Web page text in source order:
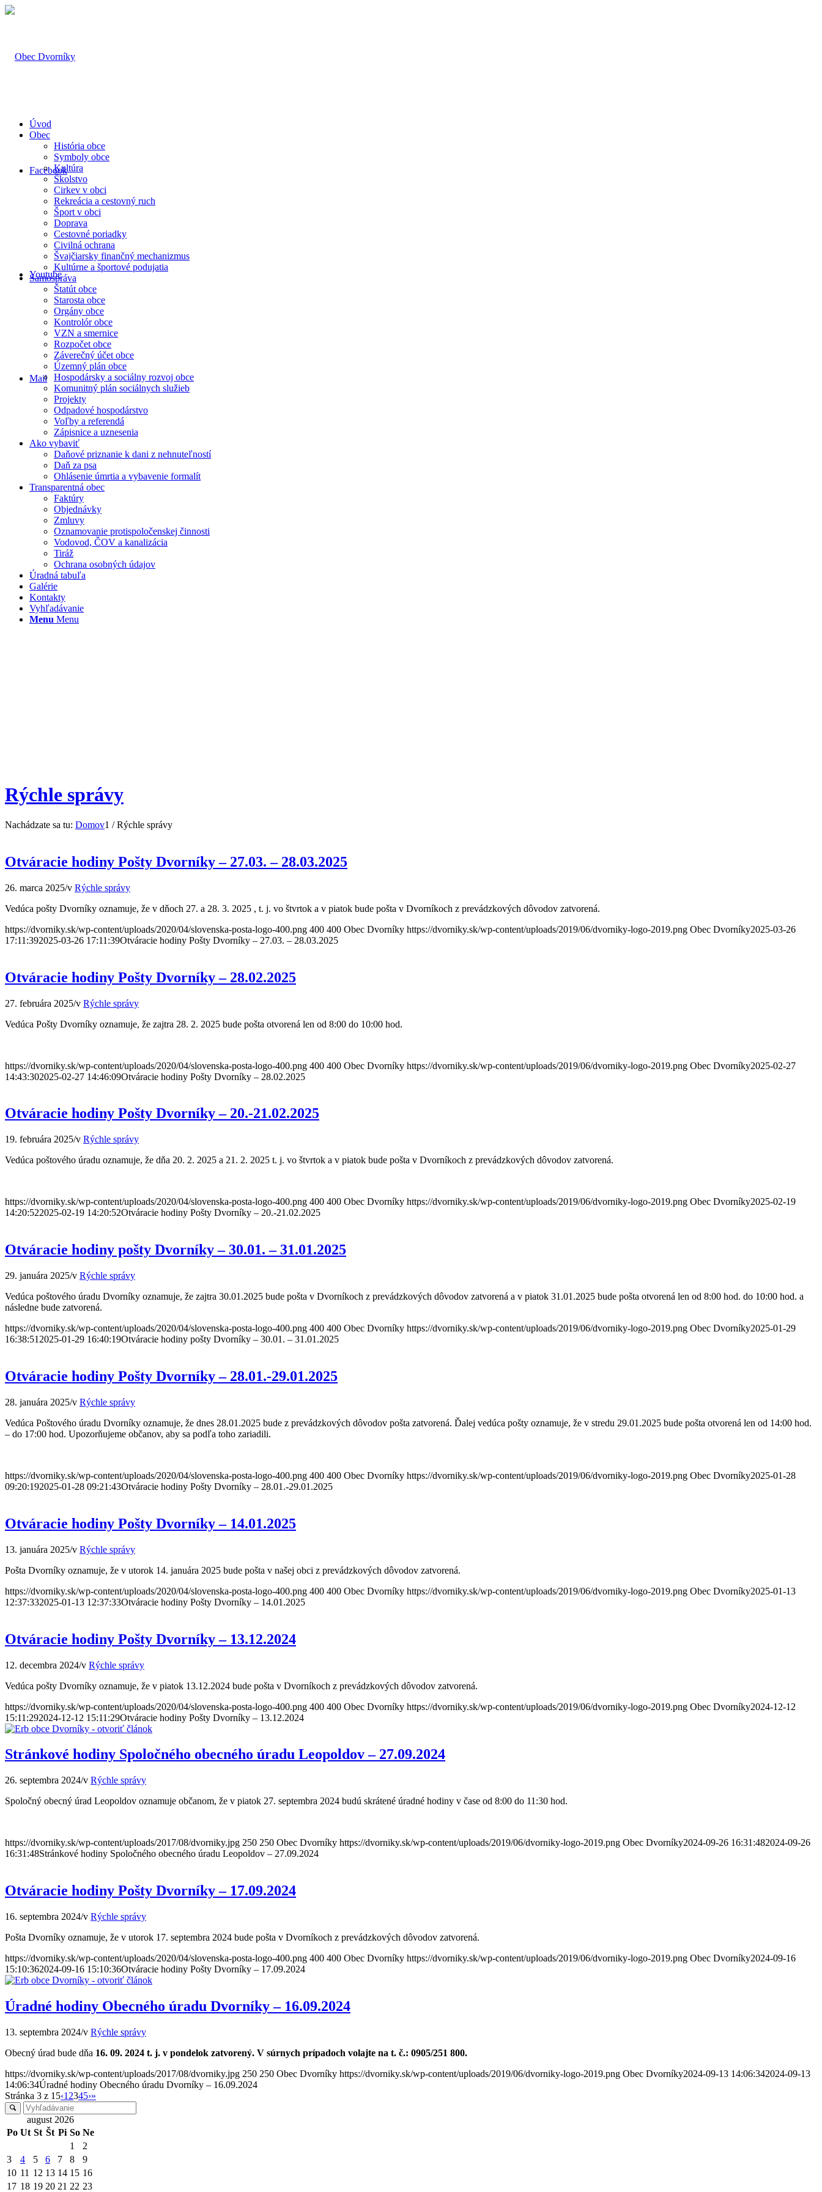
Facebook
Youtube
Mail
Úvod
Obec
História obce
Symboly obce
Kultúra
Školstvo
Cirkev v obci
Rekreácia a cestovný ruch
Šport v obci
Doprava
Cestovné poriadky
Civilná ochrana
Švajčiarsky finančný mechanizmus
Kultúrne a športové podujatia
Samospráva
Štatút obce
Starosta obce
Orgány obce
Kontrolór obce
VZN a smernice
Rozpočet obce
Záverečný účet obce
Územný plán obce
Hospodársky a sociálny rozvoj obce
Komunitný plán sociálnych služieb
Projekty
Odpadové hospodárstvo
Voľby a referendá
Zápisnice a uznesenia
Ako vybaviť
Daňové priznanie k dani z nehnuteľností
Daň za psa
Ohlásenie úmrtia a vybavenie formalít
Transparentná obec
Faktúry
Objednávky
Zmluvy
Oznamovanie protispoločenskej činnosti
Vodovod, ČOV a kanalizácia
Tiráž
Ochrana osobných údajov
Úradná tabuľa
Galérie
Kontakty
Vyhľadávanie
Menu Menu
Rýchle správy
Nachádzate sa tu: Domov1 / Rýchle správy
Otváracie hodiny Pošty Dvorníky – 27.03. – 28.03.2025
26. marca 2025/v Rýchle správy
Vedúca pošty Dvorníky oznamuje, že v dňoch 27. a 28. 3. 2025 , t. j. vo štvrtok a v piatok bude pošta v Dvorníkoch z prevádzkových dôvodov zatvorená.
https://dvorniky.sk/wp-content/uploads/2020/04/slovenska-posta-logo-400.png 400 400 Obec Dvorníky https://dvorniky.sk/wp-content/uploads/2019/06/dvorniky-logo-2019.png Obec Dvorníky2025-03-26
17:11:392025-03-26 17:11:39Otváracie hodiny Pošty Dvorníky – 27.03. – 28.03.2025
Otváracie hodiny Pošty Dvorníky – 28.02.2025
27. februára 2025/v Rýchle správy
Vedúca Pošty Dvorníky oznamuje, že zajtra 28. 2. 2025 bude pošta otvorená len od 8:00 do 10:00 hod.
https://dvorniky.sk/wp-content/uploads/2020/04/slovenska-posta-logo-400.png 400 400 Obec Dvorníky https://dvorniky.sk/wp-content/uploads/2019/06/dvorniky-logo-2019.png Obec Dvorníky2025-02-27
14:43:302025-02-27 14:46:09Otváracie hodiny Pošty Dvorníky – 28.02.2025
Otváracie hodiny Pošty Dvorníky – 20.-21.02.2025
19. februára 2025/v Rýchle správy
Vedúca poštového úradu oznamuje, že dňa 20. 2. 2025 a 21. 2. 2025 t. j. vo štvrtok a v piatok bude pošta v Dvorníkoch z prevádzkových dôvodov zatvorená.
https://dvorniky.sk/wp-content/uploads/2020/04/slovenska-posta-logo-400.png 400 400 Obec Dvorníky https://dvorniky.sk/wp-content/uploads/2019/06/dvorniky-logo-2019.png Obec Dvorníky2025-02-19
14:20:522025-02-19 14:20:52Otváracie hodiny Pošty Dvorníky – 20.-21.02.2025
Otváracie hodiny pošty Dvorníky – 30.01. – 31.01.2025
29. januára 2025/v Rýchle správy
Vedúca poštového úradu Dvorníky oznamuje, že zajtra 30.01.2025 bude pošta v Dvorníkoch z prevádzkových dôvodov zatvorená a v piatok 31.01.2025 bude pošta otvorená len od 8:00 hod. do 10:00 hod. a
následne bude zatvorená.
https://dvorniky.sk/wp-content/uploads/2020/04/slovenska-posta-logo-400.png 400 400 Obec Dvorníky https://dvorniky.sk/wp-content/uploads/2019/06/dvorniky-logo-2019.png Obec Dvorníky2025-01-29
16:38:51 2025-01-29 16:40:19Otváracie hodiny pošty Dvorníky – 30.01. – 31.01.2025
Otváracie hodiny Pošty Dvorníky – 28.01.-29.01.2025
28. januára 2025/v Rýchle správy
Vedúca Poštového úradu Dvorníky oznamuje, že dnes 28.01.2025 bude z prevádzkových dôvodov pošta zatvorená. Ďalej vedúca pošty oznamuje, že v stredu 29.01.2025 bude pošta otvorená len od 14:00 hod.
– do 17:00 hod. Upozorňujeme občanov, aby sa podľa toho zariadili.
https://dvorniky.sk/wp-content/uploads/2020/04/slovenska-posta-logo-400.png 400 400 Obec Dvorníky https://dvorniky.sk/wp-content/uploads/2019/06/dvorniky-logo-2019.png Obec Dvorníky2025-01-28
09:20:192025-01-28 09:21:43Otváracie hodiny Pošty Dvorníky – 28.01.-29.01.2025
Otváracie hodiny Pošty Dvorníky – 14.01.2025
13. januára 2025/v Rýchle správy
Pošta Dvorníky oznamuje, že v utorok 14. januára 2025 bude pošta v našej obci z prevádzkových dôvodov zatvorená.
https://dvorniky.sk/wp-content/uploads/2020/04/slovenska-posta-logo-400.png 400 400 Obec Dvorníky https://dvorniky.sk/wp-content/uploads/2019/06/dvorniky-logo-2019.png Obec Dvorníky2025-01-13
12:37:332025-01-13 12:37:33Otváracie hodiny Pošty Dvorníky – 14.01.2025
Otváracie hodiny Pošty Dvorníky – 13.12.2024
12. decembra 2024/v Rýchle správy
Vedúca pošty Dvorníky oznamuje, že v piatok 13.12.2024 bude pošta v Dvorníkoch z prevádzkových dôvodov zatvorená.
https://dvorniky.sk/wp-content/uploads/2020/04/slovenska-posta-logo-400.png 400 400 Obec Dvorníky https://dvorniky.sk/wp-content/uploads/2019/06/dvorniky-logo-2019.png Obec Dvorníky2024-12-12
15:11:292024-12-12 15:11:29Otváracie hodiny Pošty Dvorníky – 13.12.2024
Stránkové hodiny Spoločného obecného úradu Leopoldov – 27.09.2024
26. septembra 2024/v Rýchle správy
Spoločný obecný úrad Leopoldov oznamuje občanom, že v piatok 27. septembra 2024 budú skrátené úradné hodiny v čase od 8:00 do 11:30 hod.
https://dvorniky.sk/wp-content/uploads/2017/08/dvorniky.jpg 250 250 Obec Dvorníky https://dvorniky.sk/wp-content/uploads/2019/06/dvorniky-logo-2019.png Obec Dvorníky2024-09-26 16:31:482024-09-26
16:31:48Stránkové hodiny Spoločného obecného úradu Leopoldov – 27.09.2024
Otváracie hodiny Pošty Dvorníky – 17.09.2024
16. septembra 2024/v Rýchle správy
Pošta Dvorníky oznamuje, že v utorok 17. septembra 2024 bude pošta v Dvorníkoch z prevádzkových dôvodov zatvorená.
https://dvorniky.sk/wp-content/uploads/2020/04/slovenska-posta-logo-400.png 400 400 Obec Dvorníky https://dvorniky.sk/wp-content/uploads/2019/06/dvorniky-logo-2019.png Obec Dvorníky2024-09-16
15:10:362024-09-16 15:10:36Otváracie hodiny Pošty Dvorníky – 17.09.2024
Úradné hodiny Obecného úradu Dvorníky – 16.09.2024
13. septembra 2024/v Rýchle správy
Obecný úrad bude dňa 16. 09. 2024 t. j. v pondelok zatvorený. V súrnych prípadoch volajte na t. č.: 0905/251 800.
https://dvorniky.sk/wp-content/uploads/2017/08/dvorniky.jpg 250 250 Obec Dvorníky https://dvorniky.sk/wp-content/uploads/2019/06/dvorniky-logo-2019.png Obec Dvorníky2024-09-13 14:06:342024-09-13
14:06:34Úradné hodiny Obecného úradu Dvorníky – 16.09.2024
Stránka 3 z 15‹1 2345›»
august 2026
Po Ut St Št Pi So Ne
1
2
3
4 5 6 7 8
9
10 11 12 13 14 15 16
17 18 19 20 21 22 23